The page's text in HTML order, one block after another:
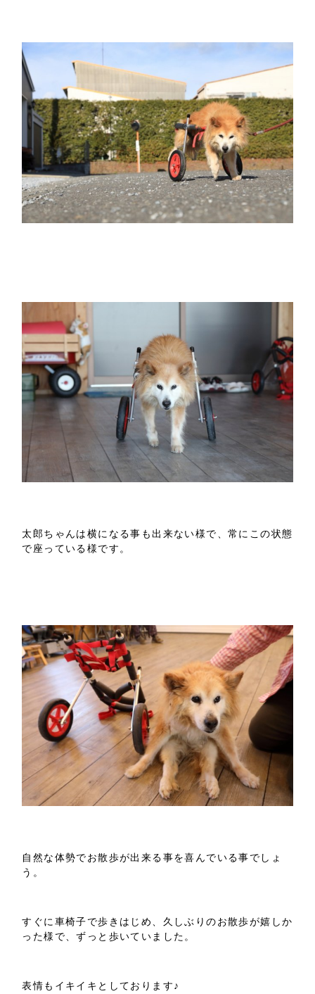
太郎ちゃんは横になる事も出来ない様で、常にこの状態
で座っている様です。
自然な体勢でお散歩が出来る事を喜んでいる事でしょ
う。
すぐに車椅子で歩きはじめ、久しぶりのお散歩が嬉しか
った様で、ずっと歩いていました。
表情もイキイキとしております♪